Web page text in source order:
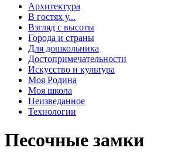
Архитектура
В гостях у...
Взгляд с высоты
Города и страны
Для дошкольника
Достопримечательности
Искусство и культура
Моя Родина
Моя школа
Неизведанное
Технологии
Песочные замки